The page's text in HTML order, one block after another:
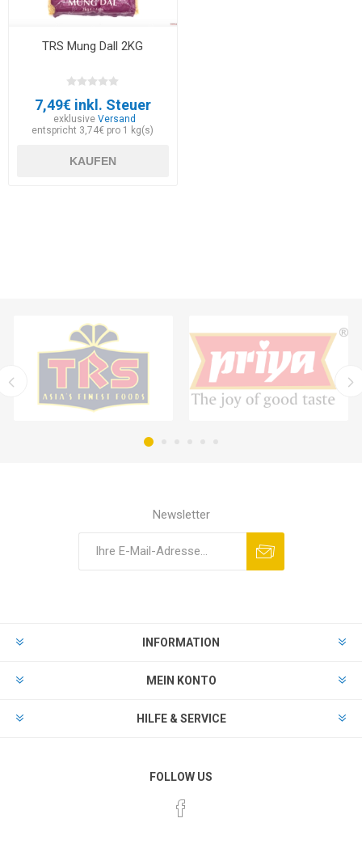
TRS Mung Dall 2KG
7,49€ inkl. Steuer
exklusiveVersand
entspricht 3,74€ pro 1 kg(s)
KAUFEN
Newsletter
INFORMATION
MEIN KONTO
HILFE & SERVICE
FOLLOW US